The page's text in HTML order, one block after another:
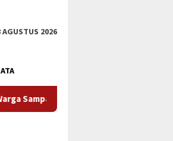
2026
HUT Ke-1 Kodam XIX Tuanku